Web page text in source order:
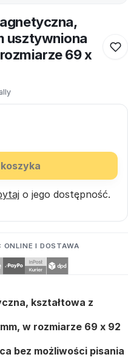
usztywniona
69 x
o jego dostępność.
I DOSTAWA
kształtowa z
w rozmiarze 69 x 92
bez możliwości pisania